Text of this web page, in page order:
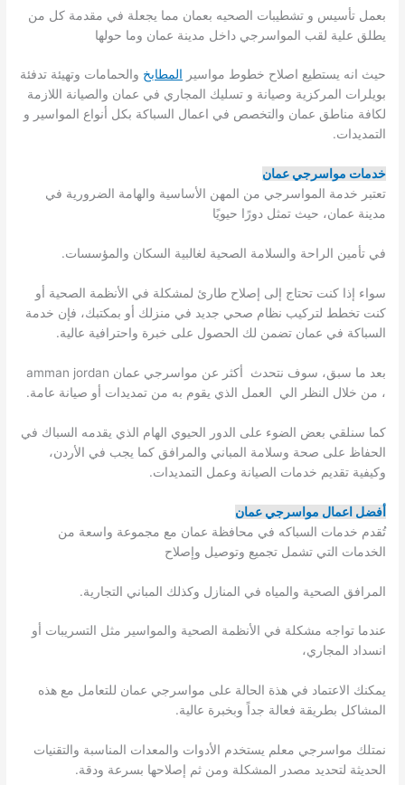
بعمل تأسيس و تشطيبات الصحيه بعمان مما يجعلة في مقدمة كل من
يطلق علية لقب المواسرجي داخل مدينة عمان وما حولها
حيث انه يستطيع اصلاح خطوط مواسير المطابخ والحمامات وتهيئة تدفئة
بويلرات المركزية وصيانة و تسليك المجاري في عمان والصيانة اللازمة
لكافة مناطق عمان والتخصص في اعمال السباكة بكل أنواع المواسير و
التمديدات.
خدمات مواسرجي عمان
تعتبر خدمة المواسرجي من المهن الأساسية والهامة الضرورية في
مدينة عمان، حيث تمثل دورًا حيويًا
في تأمين الراحة والسلامة الصحية لغالبية السكان والمؤسسات.
سواء إذا كنت تحتاج إلى إصلاح طارئ لمشكلة في الأنظمة الصحية أو
كنت تخطط لتركيب نظام صحي جديد في منزلك أو بمكتبك، فإن خدمة
السباكة في عمان تضمن لك الحصول على خبرة واحترافية عالية.
بعد ما سبق، سوف نتحدث أكثر عن مواسرجي عمان amman jordan
، من خلال النظر الي العمل الذي يقوم به من تمديدات أو صيانة عامة.
كما سنلقي بعض الضوء على الدور الحيوي الهام الذي يقدمه السباك في
الحفاظ على صحة وسلامة المباني والمرافق كما يجب في الأردن،
وكيفية تقديم خدمات الصيانة وعمل التمديدات.
أفضل اعمال مواسرجي عمان
تُقدم خدمات السباكه في محافظة عمان مع مجموعة واسعة من
الخدمات التي تشمل تجميع وتوصيل وإصلاح
المرافق الصحية والمياه في المنازل وكذلك المباني التجارية.
عندما تواجه مشكلة في الأنظمة الصحية والمواسير مثل التسريبات أو
انسداد المجاري،
يمكنك الاعتماد في هذة الحالة على مواسرجي عمان للتعامل مع هذه
المشاكل بطريقة فعالة جداً وبخبرة عالية.
نمتلك مواسرجي معلم يستخدم الأدوات والمعدات المناسبة والتقنيات
الحديثة لتحديد مصدر المشكلة ومن ثم إصلاحها بسرعة ودقة.